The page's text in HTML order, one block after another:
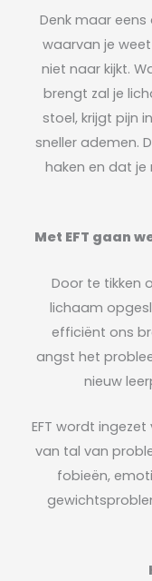
Denk maar
waarvan je
niet naar kijkt.
brengt zal je
stoel, krijgt pijn
sneller ademen.
haken en dat
Met EFT gaan
Door te tikken
lichaam
efficiënt ons
angst het
nieuw
EFT wordt
van tal van
fobieën,